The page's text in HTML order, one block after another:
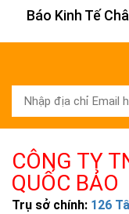
Báo Kinh Tế
CÔNG TY
QUỐC BẢO
Trụ sở chính: 126